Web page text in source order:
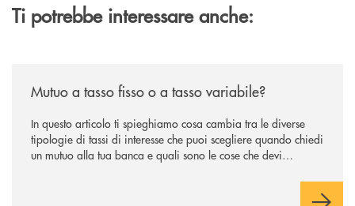
Ti potrebbe interessare anche:
Mutuo a tasso fisso o a tasso variabile?
In questo articolo ti spieghiamo cosa cambia tra le diverse
tipologie di tassi di interesse che puoi scegliere quando chiedi
un mutuo alla tua banca e quali sono le cose che devi